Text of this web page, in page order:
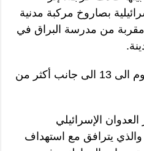
بصاروخ مركبة مدنية
من مدرسة البراق في
وبذلك ارتفع عدد شهداء اليوم الى 13 الى جانب أكثر من
الإسرائيلي
يترافق مع استهداف